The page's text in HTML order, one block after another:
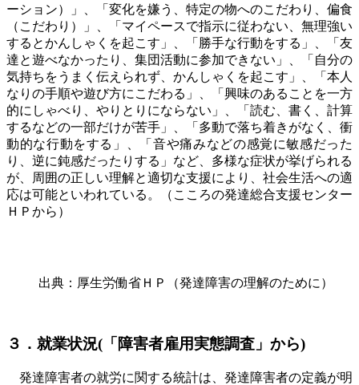
ーション）」、「変化を嫌う、特定の物へのこだわり、偏食
（こだわり）」、「マイペースで指示に従わない、無理強い
するとかんしゃくを起こす」、「勝手な行動をする」、「友
達と遊べなかったり、集団活動に参加できない」、「自分の
気持ちをうまく伝えられず、かんしゃくを起こす」、「本人
なりの手順や遊び方にこだわる」、「興味のあることを一方
的にしゃべり、やりとりにならない」、「読む、書く、計算
するなどの一部だけが苦手」、「多動で落ち着きがなく、衝
動的な行動をする」、「音や痛みなどの感覚に敏感だった
り、逆に鈍感だったりする」など、多様な症状が挙げられる
が、周囲の正しい理解と適切な支援により、社会生活への適
応は可能といわれている。（こころの発達総合支援センター
ＨＰから）
出典：厚生労働省ＨＰ（発達障害の理解のために）
３．就業状況( 「障害者雇用実態調査」から)
発達障害者の就労に関する統計は、発達障害者の定義が明